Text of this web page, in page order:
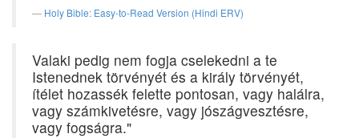
Holy Bible: Easy-to-Read Version (Hindi ERV)
Valaki pedig nem fogja cselekedni a te
Istenednek törvényét és a király törvényét,
ítélet hozassék felette pontosan, vagy halálra,
vagy számkivetésre, vagy jószágvesztésre,
vagy fogságra."